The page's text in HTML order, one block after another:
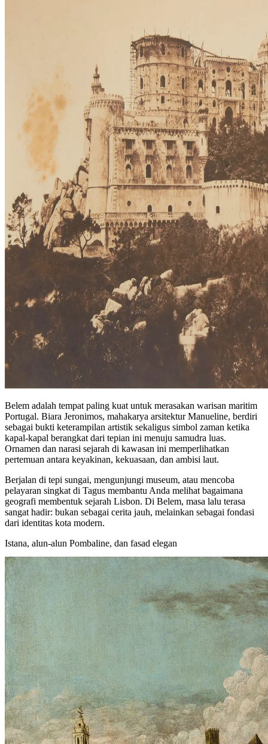
Belem adalah tempat paling kuat untuk merasakan warisan maritim
Portugal. Biara Jeronimos, mahakarya arsitektur Manueline, berdiri
sebagai bukti keterampilan artistik sekaligus simbol zaman ketika
kapal-kapal berangkat dari tepian ini menuju samudra luas.
Ornamen dan narasi sejarah di kawasan ini memperlihatkan
pertemuan antara keyakinan, kekuasaan, dan ambisi laut.
Berjalan di tepi sungai, mengunjungi museum, atau mencoba
pelayaran singkat di Tagus membantu Anda melihat bagaimana
geografi membentuk sejarah Lisbon. Di Belem, masa lalu terasa
sangat hadir: bukan sebagai cerita jauh, melainkan sebagai fondasi
dari identitas kota modern.
Istana, alun-alun Pombaline, dan fasad elegan